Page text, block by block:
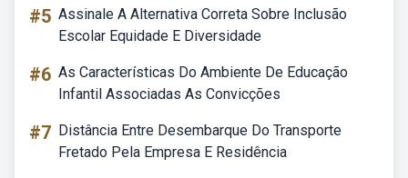
#5 Assinale A Alternativa Correta Sobre Inclusão
Escolar Equidade E Diversidade
#6 As Características Do Ambiente De Educação
Infantil Associadas As Convicções
#7 Distância Entre Desembarque Do Transporte
Fretado Pela Empresa E Residência